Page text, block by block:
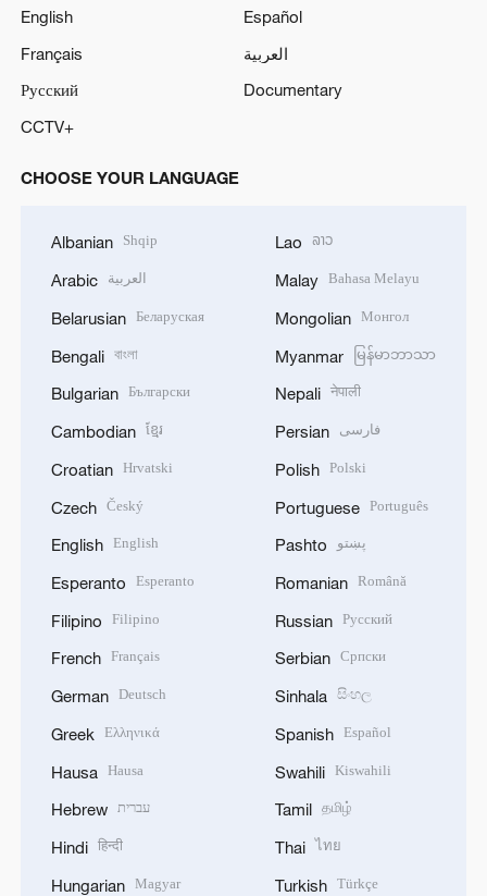
English
Español
Français
العربية
Русский
Documentary
CCTV+
CHOOSE YOUR LANGUAGE
Albanian Shqip
Arabic العربية
Belarusian Беларуская
Bengali বাংলা
Bulgarian Български
Cambodian ខ្មែរ
Croatian Hrvatski
Czech Český
English English
Esperanto Esperanto
Filipino Filipino
French Français
German Deutsch
Greek Ελληνικά
Hausa Hausa
Hebrew עברית
Hindi हिन्दी
Hungarian Magyar
Lao ລາວ
Malay Bahasa Melayu
Mongolian Монгол
Myanmar မြန်မာဘာသာ
Nepali नेपाली
Persian فارسی
Polish Polski
Portuguese Português
Pashto پښتو
Romanian Română
Russian Русский
Serbian Српски
Sinhala සිංහල
Spanish Español
Swahili Kiswahili
Tamil தமிழ்
Thai ไทย
Turkish Türkçe